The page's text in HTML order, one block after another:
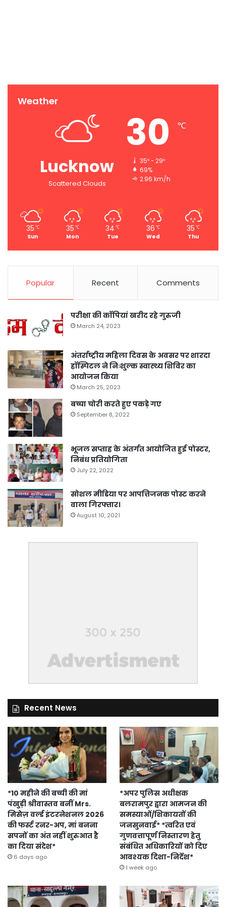
Weather
Lucknow
Scattered Clouds
30 ℃
35º - 29º
69%
2.96 km/h
35 ℃
Sun
35 ℃
Mon
34 ℃
Tue
36 ℃
Wed
35 ℃
Thu
Popular Recent Comments
परीक्षा की कॉपियां खरीद रहे गुरुजी
March 24, 2023
अंतर्राष्ट्रीय महिला दिवस के अवसर पर शारदा
हॉस्पिटल ने निःशुल्क स्वास्थ्य शिविर का
आयोजन किया
March 25, 2023
बच्चा चोरी करते हुए पकड़े गए
September 8, 2022
भूजल सप्ताह के अंतर्गत आयोजित हुई पोस्टर,
निबंध प्रतियोगिता
July 22, 2022
सोशल मीडिया पर आपत्तिजनक पोस्ट करने
वाला गिरफ्तार।
August 10, 2021
Recent News
*10 महीने की बच्ची की मां
पंखुड़ी श्रीवास्तव बनीं Mrs.
मिसेज़ वर्ल्ड इंटरनेशनल 2026
की फर्स्ट रनर-अप, मां बनना
सपनों का अंत नहीं शुरुआत है
का दिया संदेश*
6 days ago
*अपर पुलिस अधीक्षक
बलरामपुर द्वारा आमजन की
समस्याओं/शिकायतों की
जनसुनवाई* *त्वरित एवं
गुणवत्तापूर्ण निस्तारण हेतु
संबंधित अधिकारियों को दिए
आवश्यक दिशा-निर्देश*
1 week ago